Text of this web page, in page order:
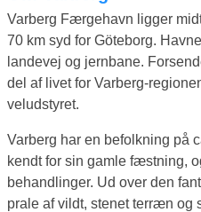
Varberg Færgehavn ligger
70 km syd for Göteborg.
landevej og jernbane.
del af livet for Varberg-
veludstyret.
Varberg har en befolkning på
kendt for sin gamle fæstning,
behandlinger. Ud over den
prale af vildt, stenet terræn og